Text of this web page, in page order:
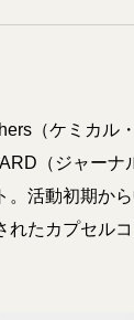
（ケミカル
（ジャーナ
。活動初期か
れたカプセル